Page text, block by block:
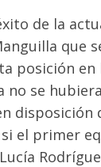
de la
que
posición
se
el primer